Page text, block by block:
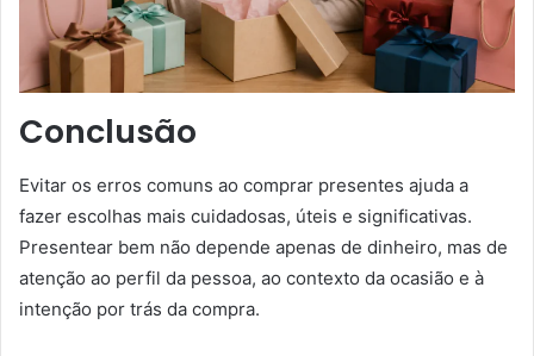
Conclusão
Evitar os erros comuns ao comprar presentes ajuda a
fazer escolhas mais cuidadosas, úteis e significativas.
Presentear bem não depende apenas de dinheiro, mas de
atenção ao perfil da pessoa, ao contexto da ocasião e à
intenção por trás da compra.